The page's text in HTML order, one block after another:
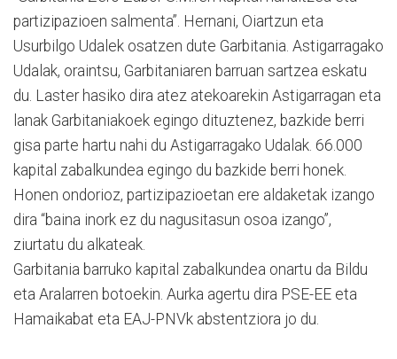
partizipazioen salmenta”. Hernani, Oiartzun eta
Usurbilgo Udalek osatzen dute Garbitania. Astigarragako
Udalak, oraintsu, Garbitaniaren barruan sartzea eskatu
du. Laster hasiko dira atez atekoarekin Astigarragan eta
lanak Garbitaniakoek egingo dituztenez, bazkide berri
gisa parte hartu nahi du Astigarragako Udalak. 66.000
kapital zabalkundea egingo du bazkide berri honek.
Honen ondorioz, partizipazioetan ere aldaketak izango
dira “baina inork ez du nagusitasun osoa izango”,
ziurtatu du alkateak.
Garbitania barruko kapital zabalkundea onartu da Bildu
eta Aralarren botoekin. Aurka agertu dira PSE-EE eta
Hamaikabat eta EAJ-PNVk abstentziora jo du.